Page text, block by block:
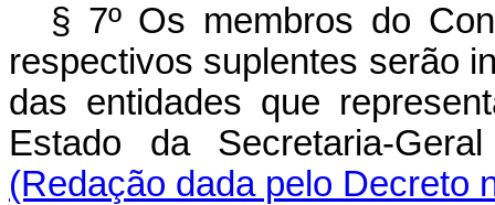
§ 7º Os membros do
respectivos suplentes serão
das entidades que
Estado da Secretaria-
(Redação dada pelo Decreto